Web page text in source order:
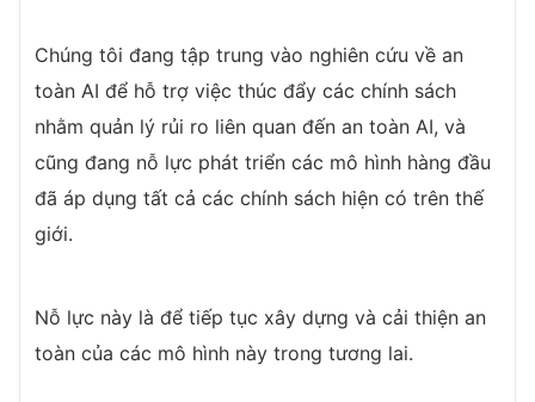
Chúng tôi đang tập trung vào nghiên cứu về an
toàn AI để hỗ trợ việc thúc đẩy các chính sách
nhằm quản lý rủi ro liên quan đến an toàn AI, và
cũng đang nỗ lực phát triển các mô hình hàng đầu
đã áp dụng tất cả các chính sách hiện có trên thế
giới.
Nỗ lực này là để tiếp tục xây dựng và cải thiện an
toàn của các mô hình này trong tương lai.